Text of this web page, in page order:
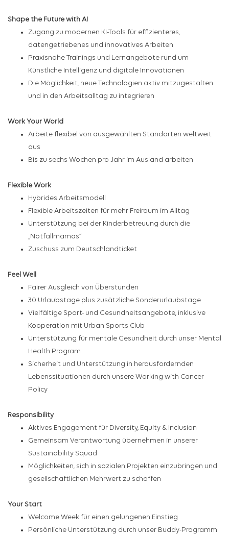
Shape the Future with AI
Zugang zu modernen KI-Tools für effizienteres,
datengetriebenes und innovatives Arbeiten
Praxisnahe Trainings und Lernangebote rund um
Künstliche Intelligenz und digitale Innovationen
Die Möglichkeit, neue Technologien aktiv mitzugestalten
und in den Arbeitsalltag zu integrieren
Work Your World
Arbeite flexibel von ausgewählten Standorten weltweit
aus
Bis zu sechs Wochen pro Jahr im Ausland arbeiten
Flexible Work
Hybrides Arbeitsmodell
Flexible Arbeitszeiten für mehr Freiraum im Alltag
Unterstützung bei der Kinderbetreuung durch die
„Notfallmamas“
Zuschuss zum Deutschlandticket
Feel Well
Fairer Ausgleich von Überstunden
30 Urlaubstage plus zusätzliche Sonderurlaubstage
Vielfältige Sport- und Gesundheitsangebote, inklusive
Kooperation mit Urban Sports Club
Unterstützung für mentale Gesundheit durch unser Mental
Health Program
Sicherheit und Unterstützung in herausfordernden
Lebenssituationen durch unsere Working with Cancer
Policy
Responsibility
Aktives Engagement für Diversity, Equity & Inclusion
Gemeinsam Verantwortung übernehmen in unserer
Sustainability Squad
Möglichkeiten, sich in sozialen Projekten einzubringen und
gesellschaftlichen Mehrwert zu schaffen
Your Start
Welcome Week für einen gelungenen Einstieg
Persönliche Unterstützung durch unser Buddy-Programm